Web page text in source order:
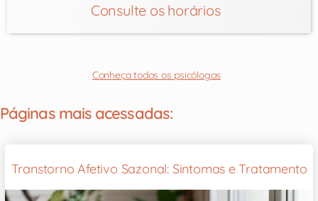
Consulte os horários
Conheça todos os psicólogos
Páginas mais acessadas:
Transtorno Afetivo Sazonal: Sintomas e Tratamento